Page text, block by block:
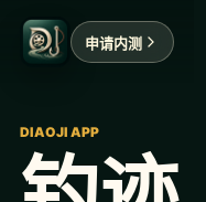
申请内测
DIAOJI APP